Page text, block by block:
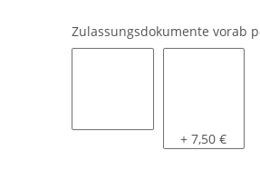
Zulassungsdokumente vorab
ja
+ 7,50 €